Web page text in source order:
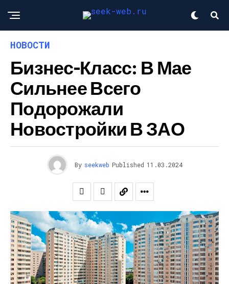
НОВОСТИ
Бизнес-Класс: В Мае
Сильнее Всего
Подорожали
Новостройки В ЗАО
By seekweb Published 11.03.2024